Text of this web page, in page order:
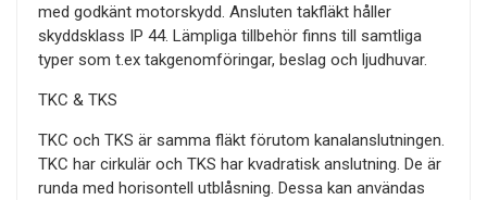
med godkänt motorskydd. Ansluten takfläkt håller
skyddsklass IP 44. Lämpliga tillbehör finns till samtliga
typer som t.ex takgenomföringar, beslag och ljudhuvar.
TKC & TKS
TKC och TKS är samma fläkt förutom kanalanslutningen.
TKC har cirkulär och TKS har kvadratisk anslutning. De är
runda med horisontell utblåsning. Dessa kan användas